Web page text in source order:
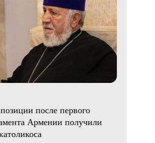
после первого
Армении получили